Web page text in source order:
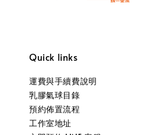
Quick links
運費與手續費說明
乳膠氣球目錄
預約佈置流程
工作室地址